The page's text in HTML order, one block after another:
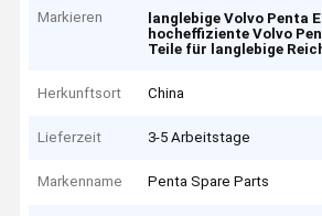
Markieren langlebige Volvo Penta
hocheffiziente Volvo
Teile für langlebige
Herkunftsort China
Lieferzeit 3-5 Arbeitstage
Markenname Penta Spare Parts